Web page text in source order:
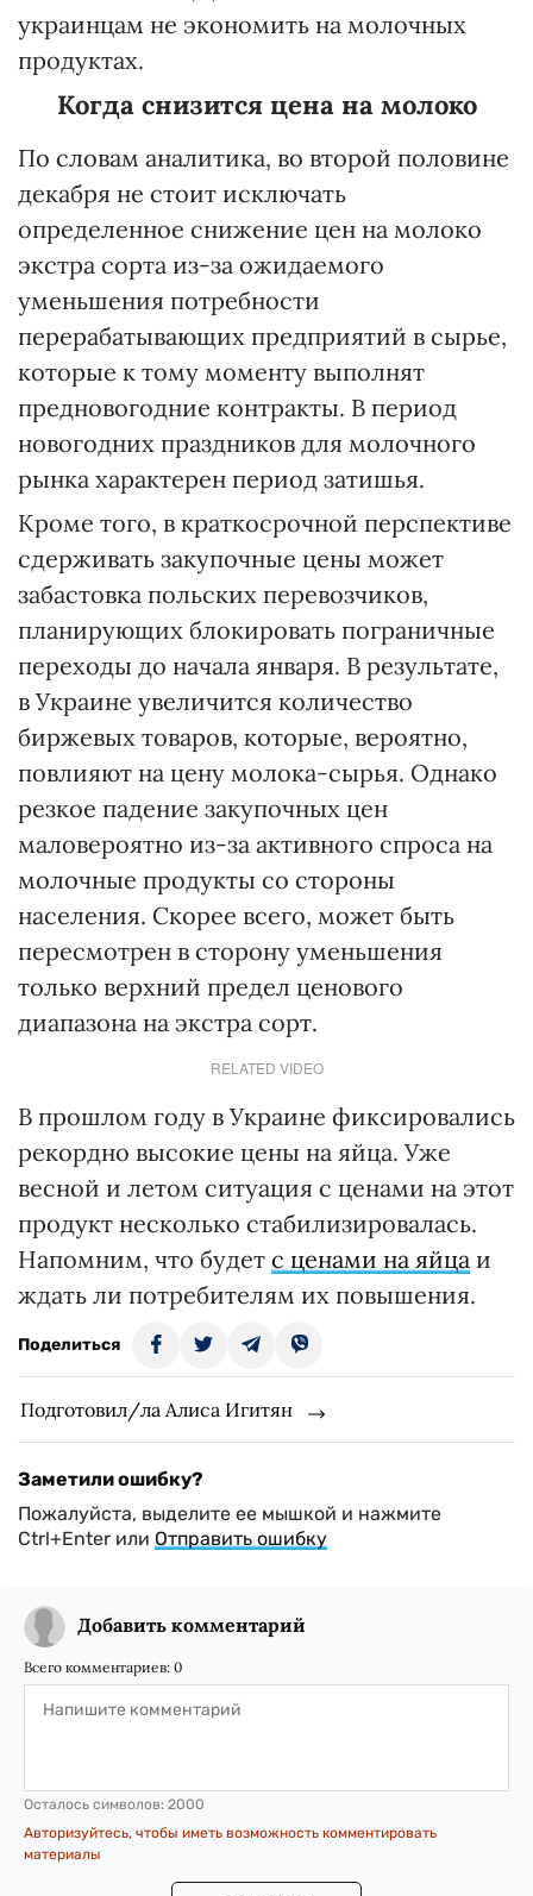
украинцам не экономить на молочных
продуктах.
Когда снизится цена на молоко
По словам аналитика, во второй половине
декабря не стоит исключать
определенное снижение цен на молоко
экстра сорта из-за ожидаемого
уменьшения потребности
перерабатывающих предприятий в сырье,
которые к тому моменту выполнят
предновогодние контракты. В период
новогодних праздников для молочного
рынка характерен период затишья.
Кроме того, в краткосрочной перспективе
сдерживать закупочные цены может
забастовка польских перевозчиков,
планирующих блокировать пограничные
переходы до начала января. В результате,
в Украине увеличится количество
биржевых товаров, которые, вероятно,
повлияют на цену молока-сырья. Однако
резкое падение закупочных цен
маловероятно из-за активного спроса на
молочные продукты со стороны
населения. Скорее всего, может быть
пересмотрен в сторону уменьшения
только верхний предел ценового
диапазона на экстра сорт.
RELATED VIDEO
В прошлом году в Украине фиксировались
рекордно высокие цены на яйца. Уже
весной и летом ситуация с ценами на этот
продукт несколько стабилизировалась.
Напомним, что будет с ценами на яйца и
ждать ли потребителям их повышения.
Поделиться
Подготовил/ла Алиса Игитян
Заметили ошибку?
Пожалуйста, выделите ее мышкой и нажмите
Ctrl+Enter или Отправить ошибку
Добавить комментарий
Всего комментариев: 0
Осталось символов: 2000
Авторизуйтесь, чтобы иметь возможность комментировать
материалы